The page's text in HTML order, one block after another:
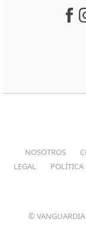
NOSOTROS
LEGAL
POLÍTICA
© VANGUARDIA